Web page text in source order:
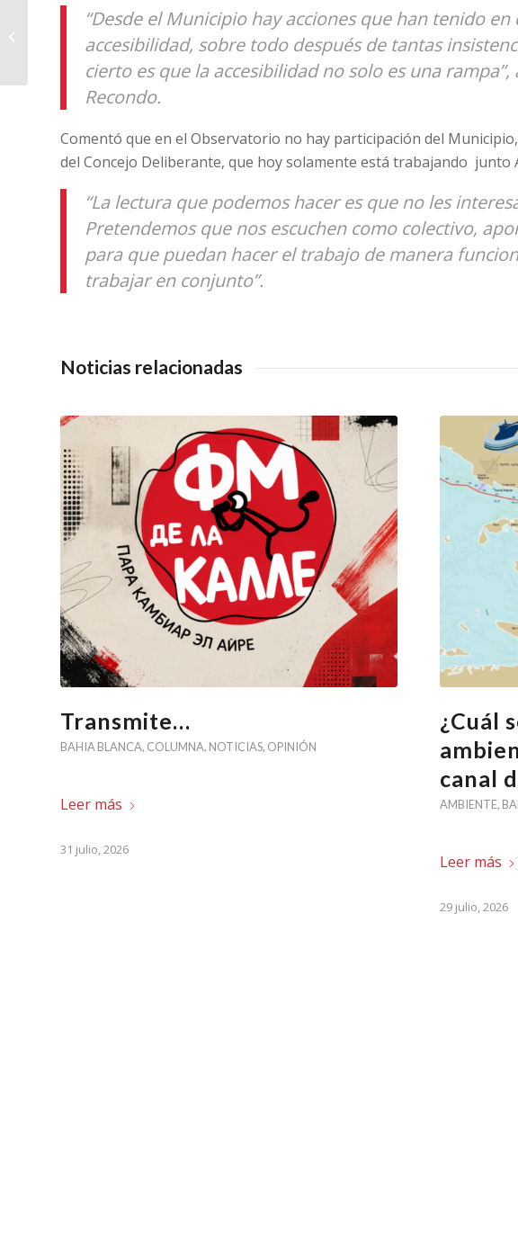
“Desde el Municipio hay acciones que han tenido en
accesibilidad, sobre todo después de tantas
cierto es que la accesibilidad no solo es una
Recondo.
Comentó que en el Observatorio no hay participación del
del Concejo Deliberante, que hoy solamente está trabajando junto
“La lectura que podemos hacer es que no les
Pretendemos que nos escuchen como colectivo,
para que puedan hacer el trabajo de manera
trabajar en conjunto”.
Noticias relacionadas
Transmite…
BAHIA BLANCA, COLUMNA, NOTICIAS, OPINIÓN
Leer más
31 julio, 2026
¿Cuál
canal
AMBIENTE,
Leer más
29 julio, 2026
ADUNS: “Venimos
perdiendo poder
adquisitivo desde